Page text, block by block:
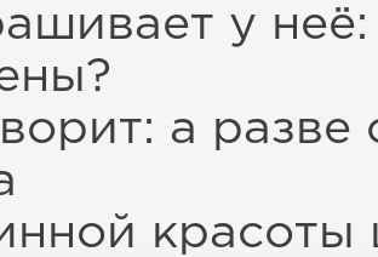
у
а
красоты